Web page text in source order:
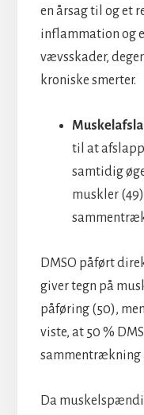
en årsag til og et
inflammation og
vævsskader,
kroniske smerter.
til at
samtidig
muskler (49)
DMSO påført
giver tegn på
påføring (50),
viste, at 50 %
sammentrækning
Da